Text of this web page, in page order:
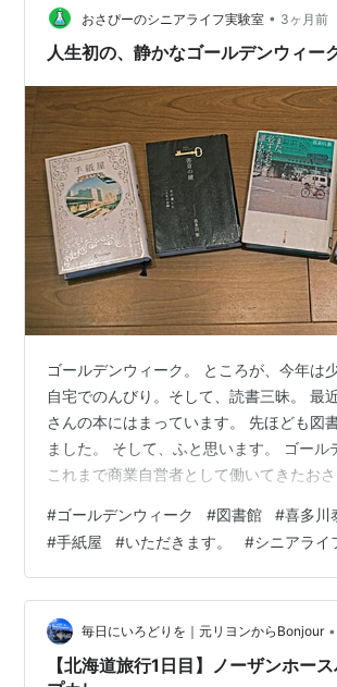
おさぴーのシニアライフ実験室 • 3ヶ月前
人生初の、静かなゴールデンウィー
ゴールデンウィーク。 ところが、今年は
自宅でのんびり。そして、読書三昧。 最
さんの本にはまっています。 先ほども図
ました。 そして、ふと思います。 ゴール
これまで商業自営者として働いてきたお
時期でした。 世の中がお休みになるとき
く。 お客さまがお越しくださるゴールデ
んびり過ごすという感覚は、ほとんどあ
た。 ところが、今年は少し違います。 三
切りを迎え、今は月に何度か「おさぴーの
出るくらい。完全に毎日が日曜日と…
#ゴールデンウィーク #図書館 #喜多川
#手紙屋 #いただきます。 #シニアライ
毎日にいろどりを｜元リヨンからBonjour •
【北海道旅行1日目】ノーザンホー